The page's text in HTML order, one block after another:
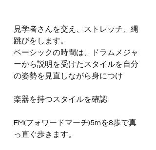
見学者さんを交え、ストレッチ、縄
跳びをします。
ベーシックの時間は、ドラムメジャ
ーから説明を受けたスタイルを自分
の姿勢を見直しながら身につけ
楽器を持つスタイルを確認
FM(フォワードマーチ)5mを8歩で真
っ直ぐ歩きます。